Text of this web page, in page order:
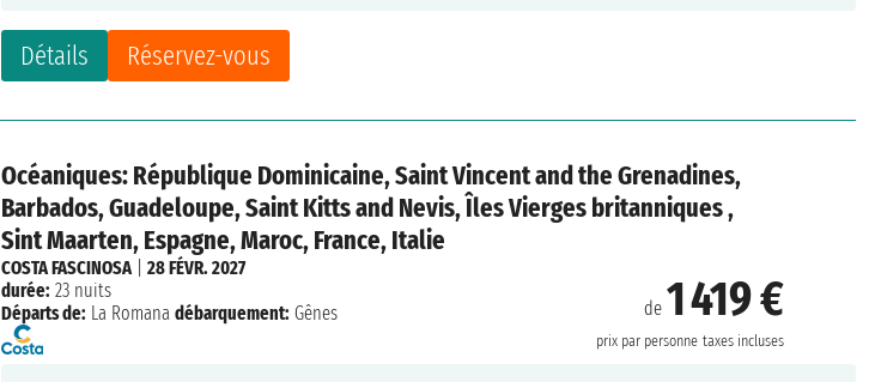
Détails Réservez-vous
Océaniques: République Dominicaine, Saint Vincent and the Grenadines,
Barbados, Guadeloupe, Saint Kitts and Nevis, Îles Vierges britanniques ,
Sint Maarten, Espagne, Maroc, France, Italie
de 1 419 €
prix par personne taxes incluses
COSTA FASCINOSA|28 FÉVR. 2027
durée: 23 nuits
Départs de: La Romana débarquement: Gênes